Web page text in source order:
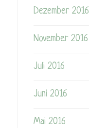
Dezember 2016
November 2016
Juli 2016
Juni 2016
Mai 2016